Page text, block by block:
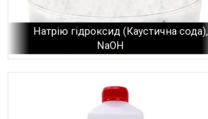
Натрію гідроксид (Каустична сода),
NaOH